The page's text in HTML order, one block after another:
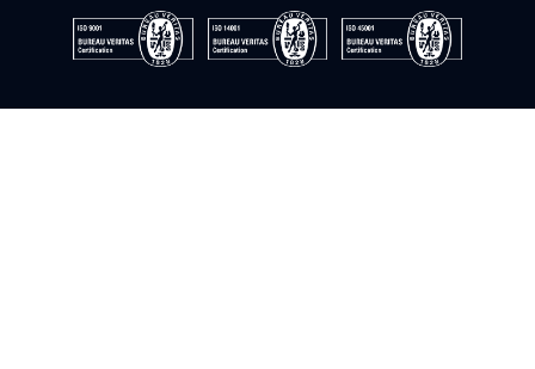
© Instrumentación y control del sur. 2009–2026. Todos os
direitos reservados
Política de cookies Política de privacidadePolítica de qualidade
Política de segurança da informação Aviso legal